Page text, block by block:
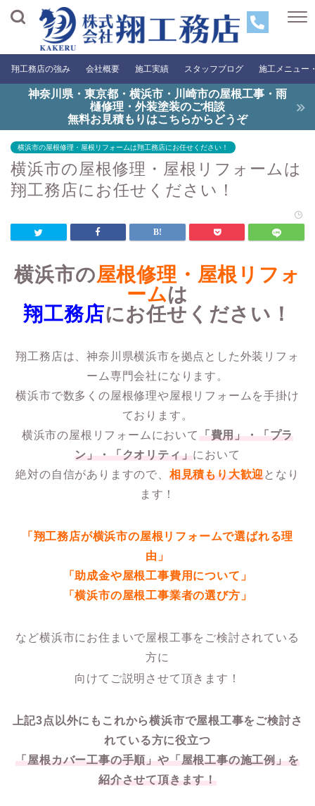
翔工務店の強み 会社概要 施工実績 スタッフブログ 施工メニュー
神奈川県・東京都・横浜市・川崎市の屋根工事・雨
樋修理・外装塗装のご相談
無料お見積もりはこちらからどうぞ
横浜市の屋根修理・屋根リフォームは翔工務店にお任せください！
横浜市の屋根修理・屋根リフォームは
翔工務店にお任せください！
横浜市の屋根修理・屋根リフォ
ームは
翔工務店にお任せください！
翔工務店は、神奈川県横浜市を拠点とした外装リフォ
ーム専門会社になります。
横浜市で数多くの屋根修理や屋根リフォームを手掛け
ております。
横浜市の屋根リフォームにおいて
「費用」・「プラ
ン」・「クオリティ」 において
絶対の自信がありますので、 相見積もり大歓迎 となり
ます！
「翔工務店が横浜市の屋根リフォームで選ばれる理
由」
「助成金や屋根工事費用について」
「横浜市の屋根工事業者の選び方」
など横浜市にお住まいで屋根工事をご検討されている
方に
向けてご説明させて頂きます！
上記3点以外にもこれから横浜市で屋根工事をご検討さ
れている方に役立つ
「屋根カバー工事の手順」や「屋根工事の施工例」を
紹介させて頂きます！